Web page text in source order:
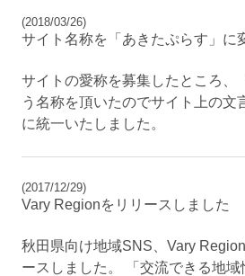
(2018/03/26)
サイト名称を「あきたぷらす」に
サイトの愛称を募集したところ、
う名称を頂いたのでサイト上の文
に統一いたしました。
(2017/12/29)
Vary Regionをリリースしました
秋田県向け地域SNS、Vary
ースしました。 「交流できる地